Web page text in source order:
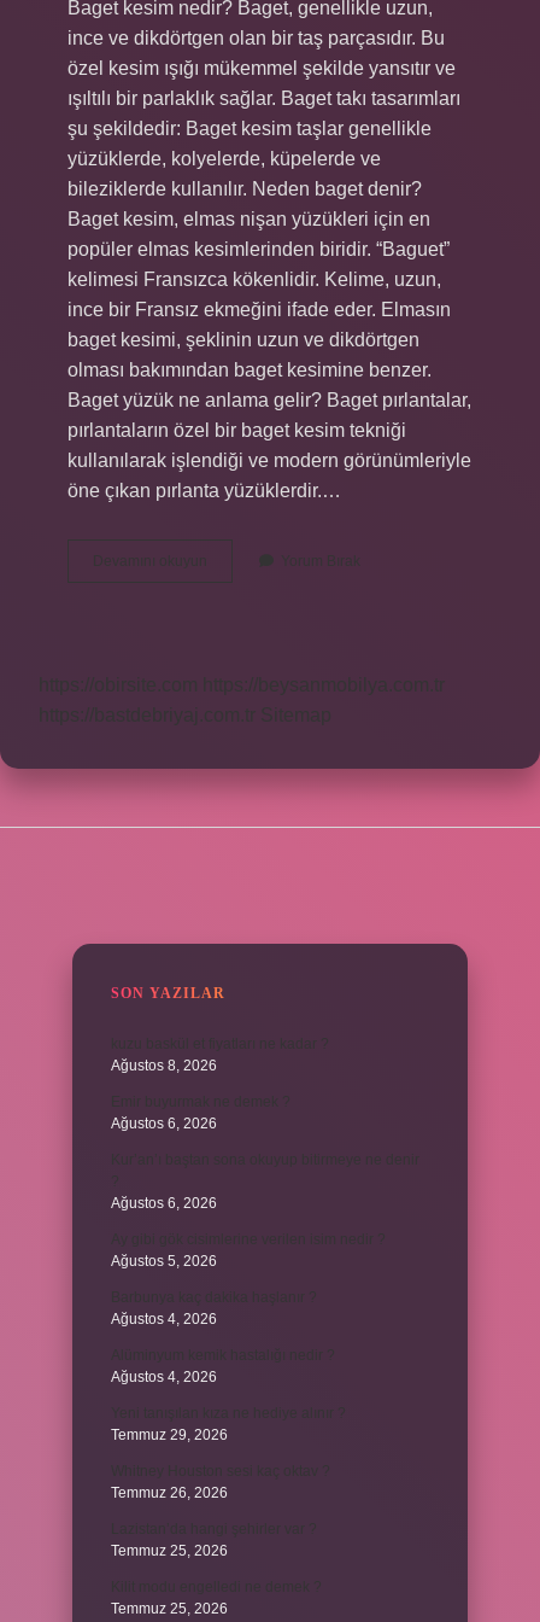
Baget kesim nedir? Baget, genellikle uzun,
ince ve dikdörtgen olan bir taş parçasıdır. Bu
özel kesim ışığı mükemmel şekilde yansıtır ve
ışıltılı bir parlaklık sağlar. Baget takı tasarımları
şu şekildedir: Baget kesim taşlar genellikle
yüzüklerde, kolyelerde, küpelerde ve
bileziklerde kullanılır. Neden baget denir?
Baget kesim, elmas nişan yüzükleri için en
popüler elmas kesimlerinden biridir. “Baguet”
kelimesi Fransızca kökenlidir. Kelime, uzun,
ince bir Fransız ekmeğini ifade eder. Elmasın
baget kesimi, şeklinin uzun ve dikdörtgen
olması bakımından baget kesimine benzer.
Baget yüzük ne anlama gelir? Baget pırlantalar,
pırlantaların özel bir baget kesim tekniği
kullanılarak işlendiği ve modern görünümleriyle
öne çıkan pırlanta yüzüklerdir.…
Devamını okuyun
Kesim
Yorum Bırak
https://obirsite.com
https://beysanmobilya.com.tr
https://bastdebriyaj.com.tr Sitemap
SON YAZILAR
Ağustos 8, 2026
Ağustos 6, 2026
Ağustos 6, 2026
Ağustos 5, 2026
Ağustos 4, 2026
Ağustos 4, 2026
Temmuz 29, 2026
Temmuz 26, 2026
Temmuz 25, 2026
Temmuz 25, 2026